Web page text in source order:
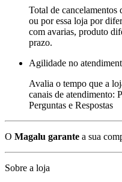
Total de cancelamentos
ou por essa loja por
com avarias, produto
prazo.
Agilidade no
Avalia o tempo que a
canais de atendimento:
Perguntas e Respostas
O Magalu garante a sua
Sobre a loja